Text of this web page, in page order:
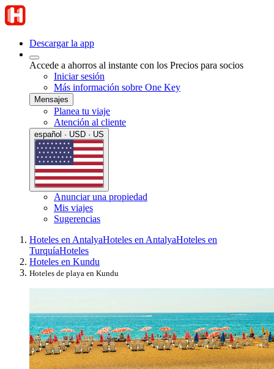
Descargar la app
Accede a ahorros al instante con los Precios para socios
Iniciar sesión
Más información sobre One Key
Mensajes
Planea tu viaje
Atención al cliente
español · USD · US
Anunciar una propiedad
Mis viajes
Sugerencias
Hoteles en AntalyaHoteles en AntalyaHoteles en
TurquíaHoteles
Hoteles en Kundu
Hoteles de playa en Kundu